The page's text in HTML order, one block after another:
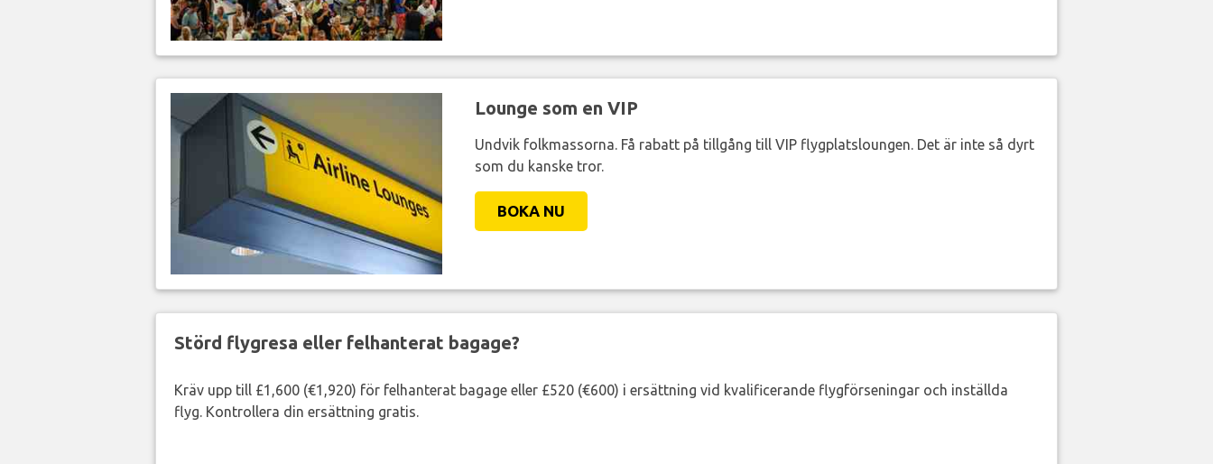
Lounge som en VIP
Undvik folkmassorna. Få rabatt på tillgång till VIP flygplatsloungen. Det är inte så dyrt
som du kanske tror.
BOKA NU
Störd flygresa eller felhanterat bagage?
Kräv upp till £1,600 (€1,920) för felhanterat bagage eller £520 (€600) i ersättning vid kvalificerande flygförseningar och inställda
flyg. Kontrollera din ersättning gratis.